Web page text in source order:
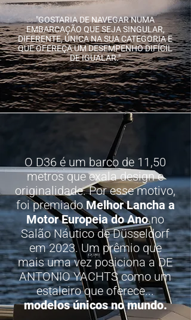
"GOSTARIA DE NAVEGAR NUMA
EMBARCAÇÃO QUE SEJA SINGULAR,
DIFERENTE, ÚNICA NA SUA CATEGORIA E
QUE OFEREÇA UM DESEMPENHO DIFÍCIL
DE IGUALAR."
O D36 é um barco de 11,50
metros que exala design e
originalidade. Por esse motivo,
foi premiadoMelhor Lancha a
Motor Europeia do Ano no
Salão Náutico de Düsseldorf
em 2023. Um prêmio que
mais uma vez posiciona a DE
ANTONIO YACHTS como um
estaleiro que oferece...
modelos únicos no mundo.